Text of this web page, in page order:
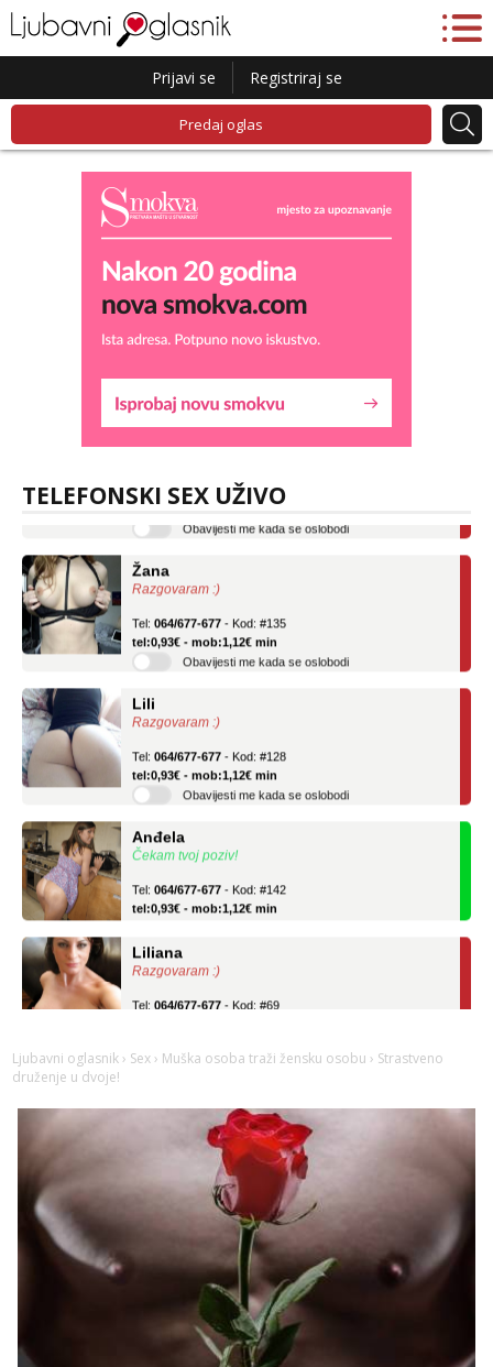
Prijavi se Registriraj se
Predaj oglas
TELEFONSKI SEX UŽIVO
Liliana
tel:0,93€ - mob:1,12€ min
Razgovaram :)
tel:0,93€ - mob:1,12€ min
Obavijesti me kada se oslobodi
Razgovaram :)
tel:0,93€ - mob:1,12€ min
Obavijesti me kada se oslobodi
Čekam tvoj poziv!
tel:0,93€ - mob:1,12€ min
Razgovaram :)
tel:0,93€ - mob:1,12€ min
Žana
064/677-677- Kod: #135
tel:0,93€ - mob:1,12€ min
Obavijesti me kada se oslobodi
- Kod: #128
tel:0,93€ - mob:1,12€ min
Obavijesti me kada se oslobodi
Anđela
Čekam tvoj poziv!
Ljubavni oglasnik › Sex › Muška osoba traži žensku osobu › Strastveno
druženje u dvoje!